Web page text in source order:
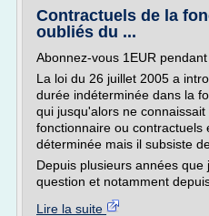
Contractuels de la
oubliés du ...
Abonnez-vous 1EUR
La loi du 26 juillet 2005 a
durée indéterminée dans la
qui jusqu'alors ne
fonctionnaire ou contractuels
déterminée mais il subsiste
Depuis plusieurs années
question et notamment
Lire la suite